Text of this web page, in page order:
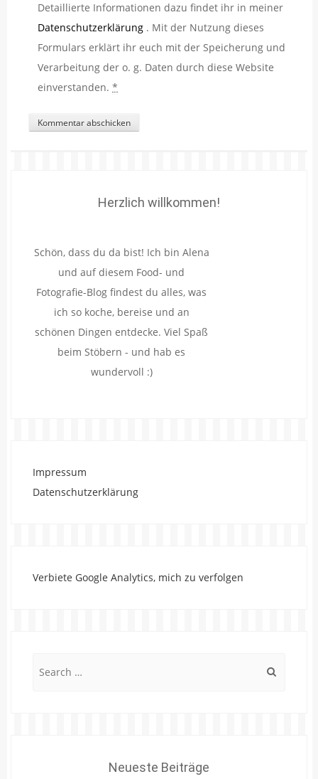
Detaillierte Informationen dazu findet ihr in meiner
Datenschutzerklärung . Mit der Nutzung dieses
Formulars erklärt ihr euch mit der Speicherung und
Verarbeitung der o. g. Daten durch diese Website
einverstanden. *
Herzlich willkommen!
Schön, dass du da bist! Ich bin Alena
und auf diesem Food- und
Fotografie-Blog findest du alles, was
ich so koche, bereise und an
schönen Dingen entdecke. Viel Spaß
beim Stöbern - und hab es
wundervoll :)
Impressum
Datenschutzerklärung
Verbiete Google Analytics, mich zu verfolgen
Neueste Beiträge